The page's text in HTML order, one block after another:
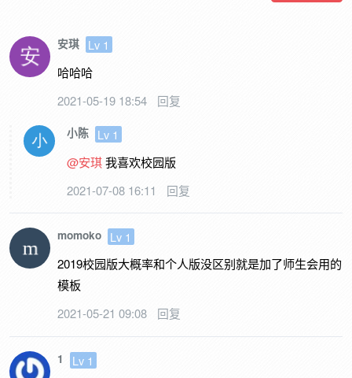
安琪
Lv 1
哈哈哈
2021-05-19 18:54
回复
小陈
Lv 1
@安琪 我喜欢校园版
2021-07-08 16:11
回复
momoko
Lv 1
2019校园版大概率和个人版没区别就是加了师生会用的
模板
2021-05-21 09:08
回复
1
Lv 1